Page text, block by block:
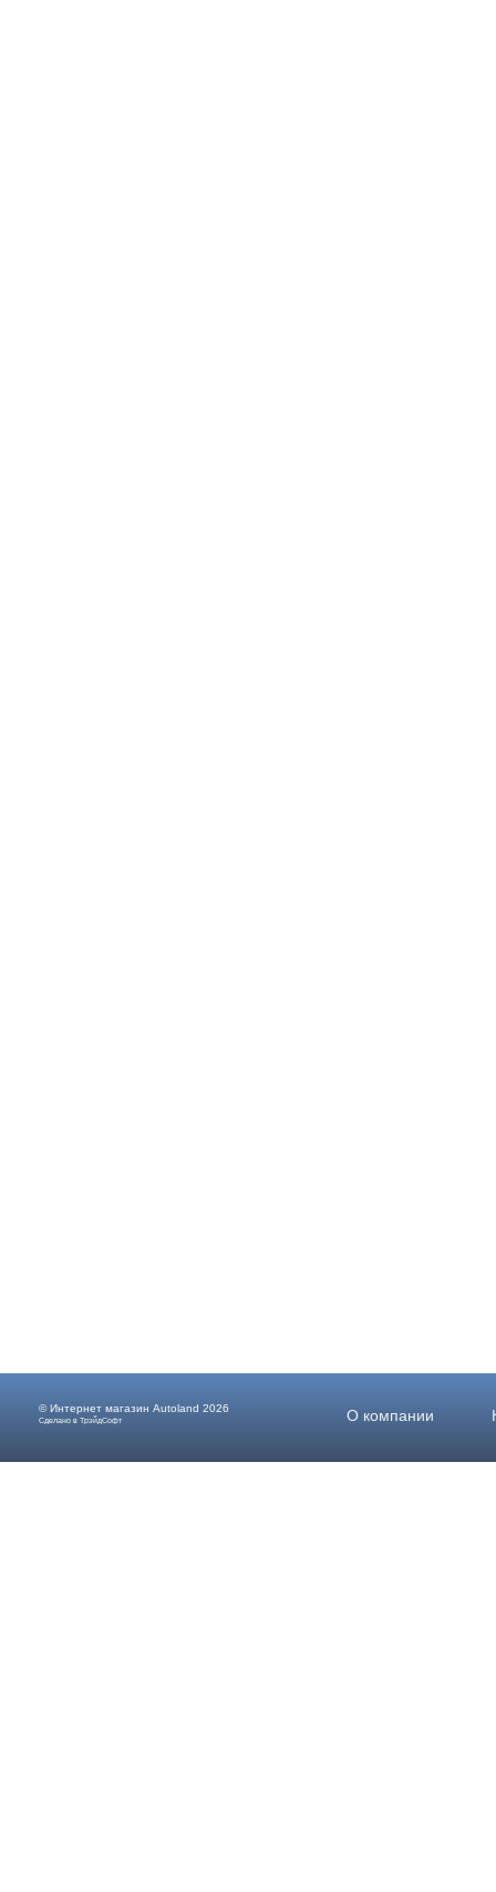
© Интернет магазин Autoland 2026
Сделано в ТрэйдСофт О компании